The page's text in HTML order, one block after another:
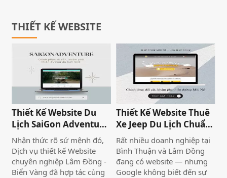
cùng nhiều doanh nghiệp
lớn nhỏ trong hành trình
tuyến — từ website đơn
giản đến hệ thống bán hàng
phức tạp.
hiệu trên Internet ngày
càng tăng cao.
THIẾT KẾ WEBSITE
Thiết Kế Website Du
Lịch SaiGon Adventure
- Top tour Saigon
Nhận thức rõ sứ mệnh đó,
Dịch vụ thiết kế Website
chuyên nghiệp Lâm Đồng -
Biển Vàng đã hợp tác cùng
Thiết Kế Website Thuê
Xe Jeep Du Lịch Chuẩn
SEO 2026 | JoyJeep
Rất nhiều doanh nghiệp tại
Bình Thuận và Lâm Đồng
đang có website — nhưng
Google không biết đến sự